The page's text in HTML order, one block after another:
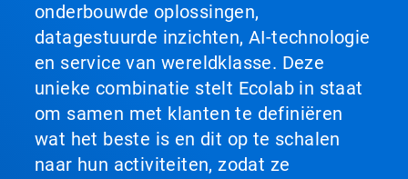
onderbouwde oplossingen,
datagestuurde inzichten, AI-technologie
en service van wereldklasse. Deze
unieke combinatie stelt Ecolab in staat
om samen met klanten te definiëren
wat het beste is en dit op te schalen
naar hun activiteiten, zodat ze